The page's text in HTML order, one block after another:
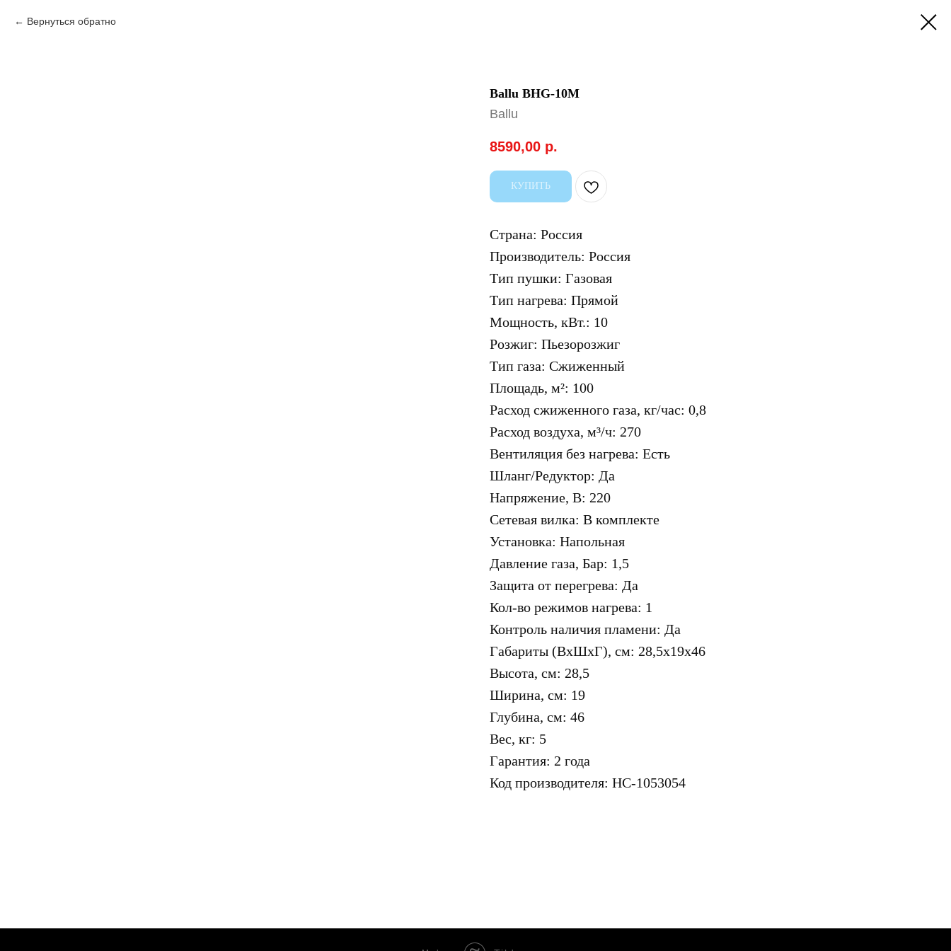
Вернуться обратно
Ballu BHG-10M
Ballu
8590,00 р.
КУПИТЬ
Страна: Россия
Производитель: Россия
Тип пушки: Газовая
Тип нагрева: Прямой
Мощность, кВт.: 10
Розжиг: Пьезорозжиг
Тип газа: Сжиженный
Площадь, м²: 100
Расход сжиженного газа, кг/час: 0,8
Расход воздуха, м³/ч: 270
Вентиляция без нагрева: Есть
Шланг/Редуктор: Да
Напряжение, В: 220
Сетевая вилка: В комплекте
Установка: Напольная
Давление газа, Бар: 1,5
Защита от перегрева: Да
Кол-во режимов нагрева: 1
Контроль наличия пламени: Да
Габариты (ВхШхГ), см: 28,5х19х46
Высота, см: 28,5
Ширина, см: 19
Глубина, см: 46
Вес, кг: 5
Гарантия: 2 года
Код производителя: НС-1053054